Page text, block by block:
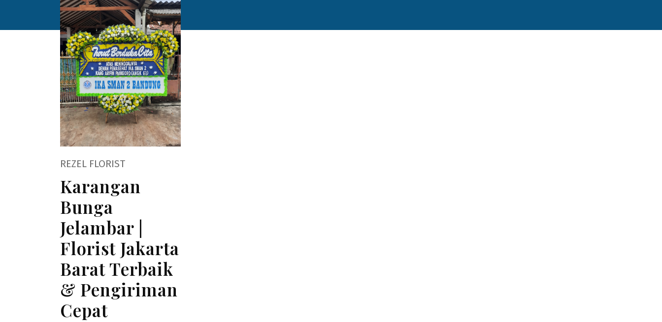
REZEL FLORIST
Karangan
Bunga
Jelambar |
Florist Jakarta
Barat Terbaik
& Pengiriman
Cepat